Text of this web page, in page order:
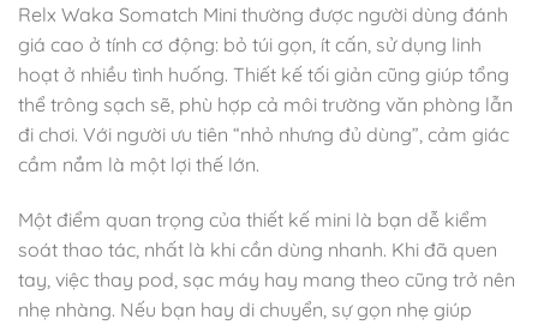
Relx Waka Somatch Mini thường được người dùng đánh
giá cao ở tính cơ động: bỏ túi gọn, ít cấn, sử dụng linh
hoạt ở nhiều tình huống. Thiết kế tối giản cũng giúp tổng
thể trông sạch sẽ, phù hợp cả môi trường văn phòng lẫn
đi chơi. Với người ưu tiên “nhỏ nhưng đủ dùng”, cảm giác
cầm nắm là một lợi thế lớn.
Một điểm quan trọng của thiết kế mini là bạn dễ kiểm
soát thao tác, nhất là khi cần dùng nhanh. Khi đã quen
tay, việc thay pod, sạc máy hay mang theo cũng trở nên
nhẹ nhàng. Nếu bạn hay di chuyển, sự gọn nhẹ giúp